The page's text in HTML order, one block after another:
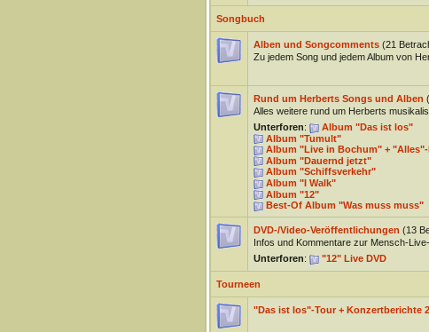
Songbuch
Alben und Songcomments (21
Zu jedem Song und jedem Album von
Rund um Herberts Songs und Alben
Alles weitere rund um Herberts
Unterforen:
Album "Das ist los"
Album "Tumult"
Album "Live in Bochum" +
Album "Dauernd jetzt"
Album "Schiffsverkehr"
Album "I Walk"
Album "12"
Best-Of Album "Was muss muss"
DVD-/Video-Veröffentlichungen (13
Infos und Kommentare zur Mensch-
Unterforen: "12" Live DVD
Tourneen
"Das ist los"-Tour + Konzertberichte